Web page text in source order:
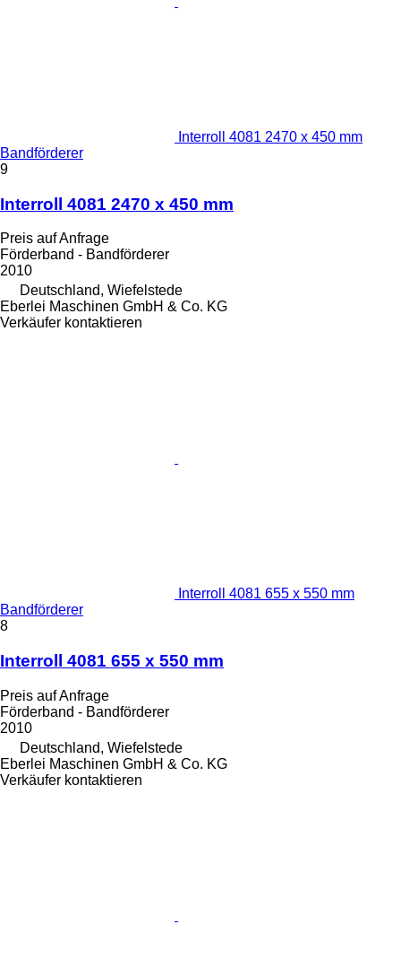
Interroll 4081 2470 x 450 mm
Bandförderer
9
Interroll 4081 2470 x 450 mm
Preis auf Anfrage
Förderband - Bandförderer
2010
Deutschland, Wiefelstede
Eberlei Maschinen GmbH & Co. KG
Verkäufer kontaktieren
Interroll 4081 655 x 550 mm
Bandförderer
8
Interroll 4081 655 x 550 mm
Preis auf Anfrage
Förderband - Bandförderer
2010
Deutschland, Wiefelstede
Eberlei Maschinen GmbH & Co. KG
Verkäufer kontaktieren